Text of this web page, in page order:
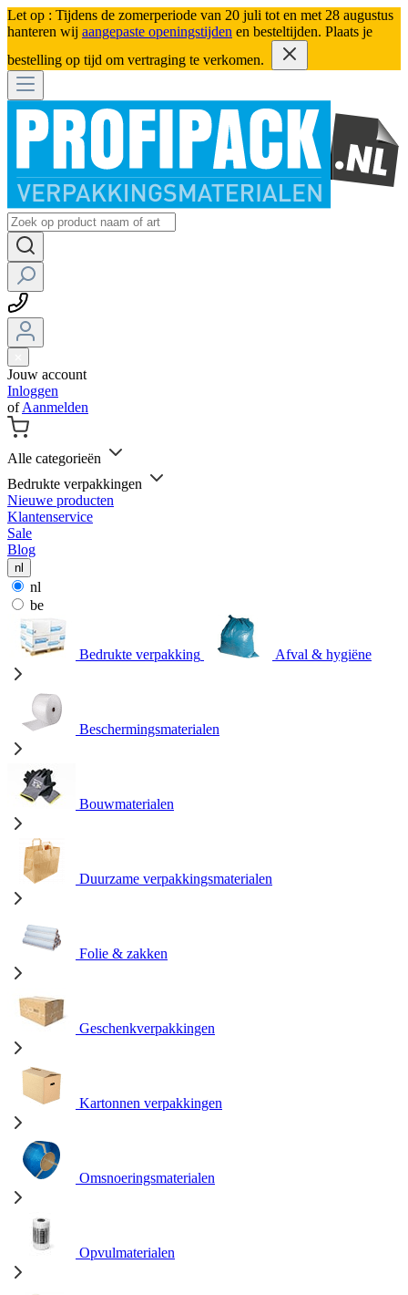
Let op : Tijdens de zomerperiode van 20 juli tot en met 28 augustus
hanteren wij aangepaste openingstijden en besteltijden. Plaats je
bestelling op tijd om vertraging te verkomen.
Jouw account
Inloggen
ofAanmelden
Alle categorieën
Bedrukte verpakkingen
Nieuwe producten
Klantenservice
Sale
Blog
nl
nl
be
Bedrukte verpakking Afval & hygiëne
Beschermingsmaterialen
Bouwmaterialen
Duurzame verpakkingsmaterialen
Folie & zakken
Geschenkverpakkingen
Kartonnen verpakkingen
Omsnoeringsmaterialen
Opvulmaterialen